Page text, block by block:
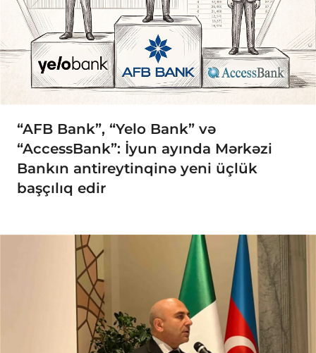
“AFB Bank”, “Yelo Bank” və
“AccessBank”: İyun ayında Mərkəzi
Bankın antireytinqinə yeni üçlük
başçılıq edir